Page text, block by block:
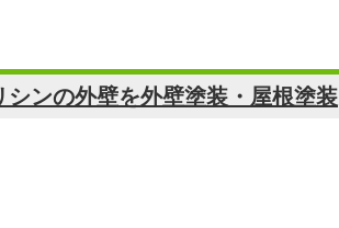
ンの外壁を外壁塗装・屋根塗装